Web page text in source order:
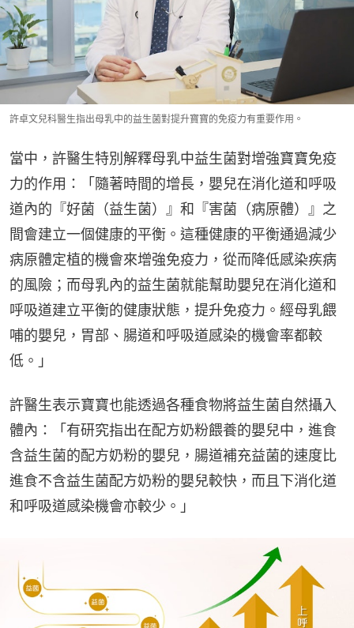
許卓文兒科醫生指出母乳中的益生菌對提升寶寶的免疫力有重要作用。
當中，許醫生特別解釋母乳中益生菌對增強寶寶免疫
力的作用：「隨著時間的增長，嬰兒在消化道和呼吸
道內的『好菌（益生菌）』和『害菌（病原體）』之
間會建立一個健康的平衡。這種健康的平衡通過減少
病原體定植的機會來增強免疫力，從而降低感染疾病
的風險；而母乳內的益生菌就能幫助嬰兒在消化道和
呼吸道建立平衡的健康狀態，提升免疫力。經母乳餵
哺的嬰兒，胃部、腸道和呼吸道感染的機會率都較
低。」
許醫生表示寶寶也能透過各種食物將益生菌自然攝入
體內：「有研究指出在配方奶粉餵養的嬰兒中，進食
含益生菌的配方奶粉的嬰兒，腸道補充益菌的速度比
進食不含益生菌配方奶粉的嬰兒較快，而且下消化道
和呼吸道感染機會亦較少。」